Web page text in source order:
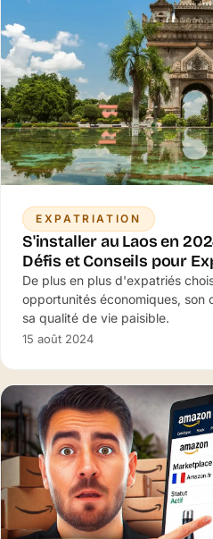
EXPATRIATION
S'installer au Laos en
Défis et Conseils pour
De plus en plus d'expatriés
opportunités économiques, son
sa qualité de vie paisible.
15 août 2024